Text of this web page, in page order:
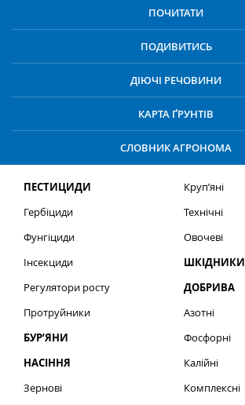
ПОЧИТАТИ
ПОДИВИТИСЬ
ДІЮЧІ РЕЧОВИНИ
КАРТА ҐРУНТІВ
СЛОВНИК АГРОНОМА
ПЕСТИЦИДИ
Гербіциди
Фунгіциди
Інсекциди
Регулятори росту
Протруйники
БУР’ЯНИ
НАСІННЯ
Зернові
Круп’яні
Технічні
Овочеві
ШКІДНИКИ
ДОБРИВА
Азотні
Фосфорні
Калійні
Комплексні